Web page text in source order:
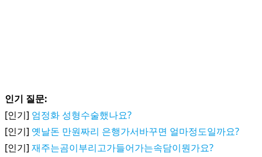
인기 질문:
[인기] 엄정화 성형수술했나요?
[인기] 옛날돈 만원짜리 은행가서바꾸면 얼마정도일까요?
[인기] 재주는곰이부리고가들어가는속담이뭔가요?